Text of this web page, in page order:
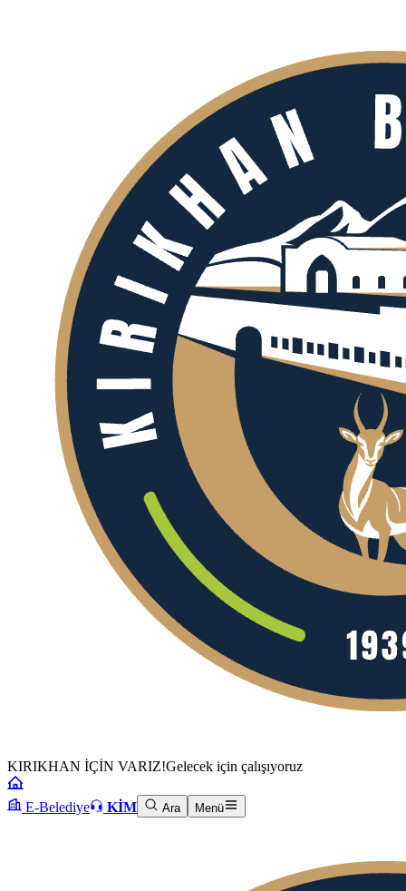
KIRIKHAN İÇİN VARIZ!Gelecek için çalışıyoruz
E-Belediye KİM Ara Menü